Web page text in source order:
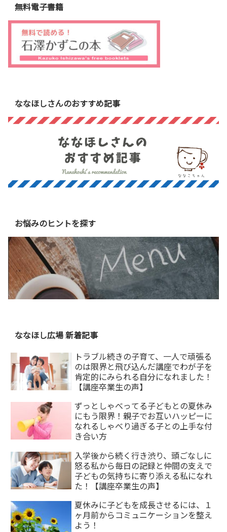
無料電子書籍
ななほしさんのおすすめ記事
お悩みのヒントを探す
ななほし広場 新着記事
トラブル続きの子育て、一人で頑張る
のは限界と飛び込んだ講座でわが子を
肯定的にみられる自分になれました！
【講座卒業生の声】
ずっとしゃべってる子どもとの夏休み
にもう限界！親子でお互いハッピーに
なれるしゃべり過ぎる子との上手な付
き合い方
入学後から続く行き渋り、頭ごなしに
怒る私から毎日の記録と仲間の支えで
子どもの気持ちに寄り添える私になれ
た！【講座卒業生の声】
夏休みに子どもを成長させるには、１
ヶ月前からコミュニケーションを整え
よう！